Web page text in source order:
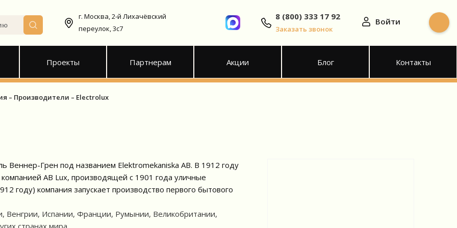
г. Москва, 2-й Лихачёвский
переулок, 3с7
8 (800) 333 17 92
Заказать звонок
Войти
Проекты Партнерам Акции Блог Контакты
Производители Electrolux
Веннер-Грен под названием Elektromekaniska AB. В 1912 году
AB Lux, производящей с 1901 года уличные
году) компания запускает производство первого бытового
Испании, Франции, Румынии, Великобритании,
странах мира.